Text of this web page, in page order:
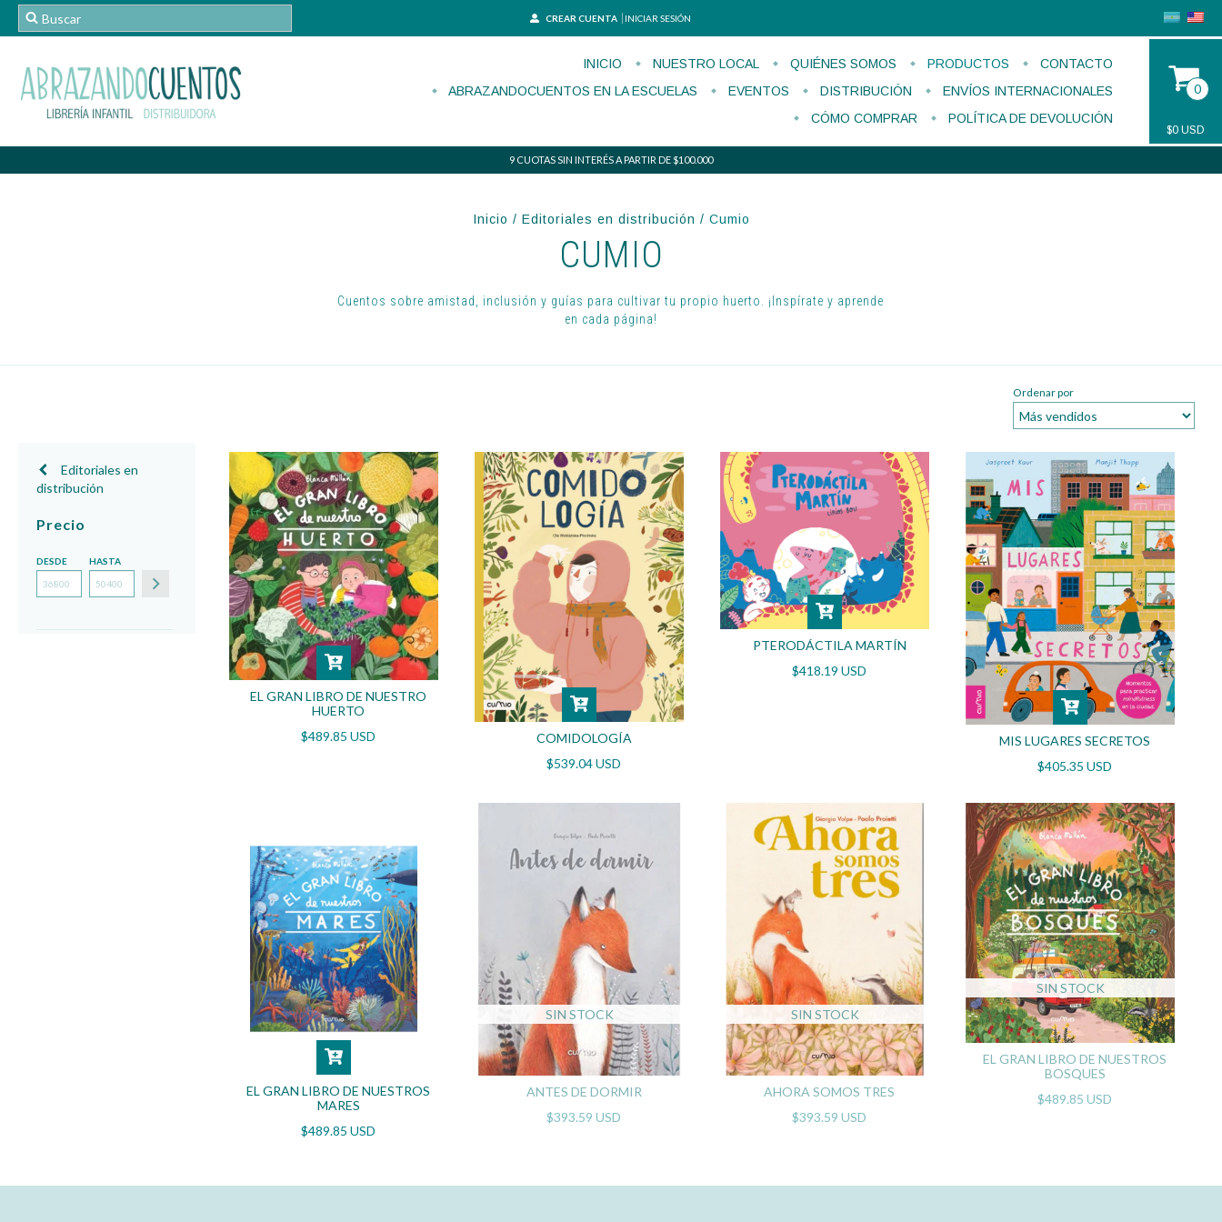
CREAR CUENTA INICIAR SESIÓN
INICIO NUESTRO LOCAL QUIÉNES SOMOS PRODUCTOS
CONTACTO
ABRAZANDOCUENTOS EN LA ESCUELAS
EVENTOS DISTRIBUCIÓN
ENVÍOS INTERNACIONALES
CÓMO COMPRAR
POLÍTICA DE DEVOLUCIÓN
0
$0 USD
9 CUOTAS SIN INTERÉS A PARTIR DE $100.000
Inicio / Editoriales en distribución / Cumio
CUMIO
Cuentos sobre amistad, inclusión y guías para cultivar tu propio huerto. ¡Inspírate y aprende
en cada página!
Ordenar por
Editoriales en
distribución
Precio
DESDE HASTA
EL GRAN LIBRO DE NUESTRO
HUERTO
$489.85 USD
COMIDOLOGÍA
$539.04 USD
PTERODÁCTILA MARTÍN
$418.19 USD
MIS LUGARES SECRETOS
$405.35 USD
EL GRAN LIBRO DE NUESTROS
MARES
$489.85 USD
SIN STOCK
ANTES DE DORMIR
$393.59 USD
SIN STOCK
AHORA SOMOS TRES
$393.59 USD
SIN STOCK
EL GRAN LIBRO DE NUESTROS
BOSQUES
$489.85 USD